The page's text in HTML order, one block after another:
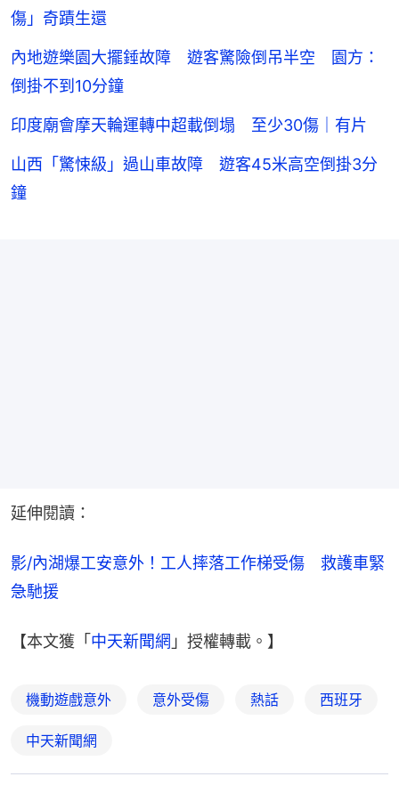
傷」奇蹟生還
內地遊樂園大擺錘故障 遊客驚險倒吊半空 園方：
倒掛不到10分鐘
印度廟會摩天輪運轉中超載倒塌 至少30傷｜有片
山西「驚悚級」過山車故障 遊客45米高空倒掛3分
鐘
延伸閱讀：
影/內湖爆工安意外！工人摔落工作梯受傷　救護車緊
急馳援
【本文獲「中天新聞網 」授權轉載。】
機動遊戲意外 意外受傷 熱話 西班牙
中天新聞網